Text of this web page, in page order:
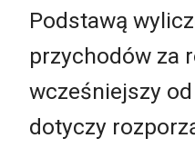
Podstawą
przychodów za
wcześniejszy
dotyczy